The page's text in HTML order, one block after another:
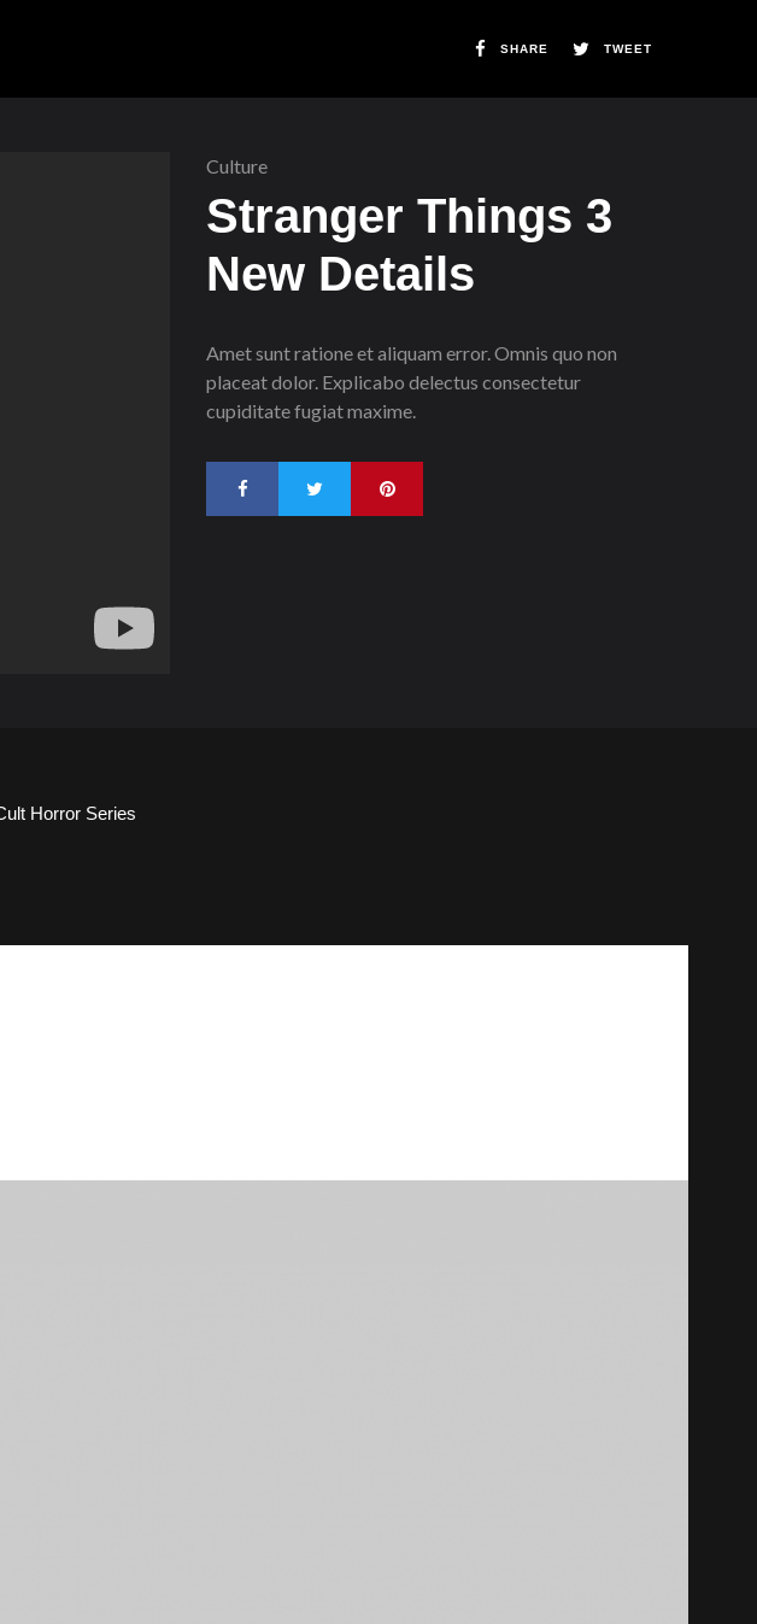
SHARE TWEET
Culture
Stranger Things 3
New Details
Amet sunt ratione et aliquam error. Omnis quo non
placeat dolor. Explicabo delectus consectetur
cupiditate fugiat maxime.
Horror Series